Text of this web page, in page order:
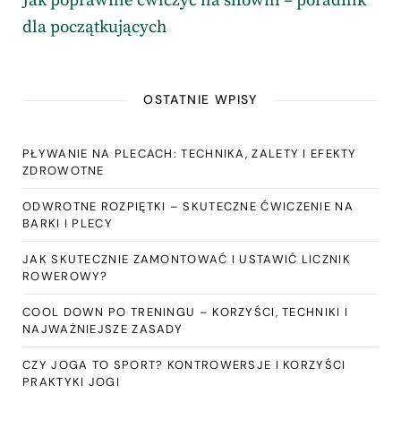
dla początkujących
OSTATNIE WPISY
PŁYWANIE NA PLECACH: TECHNIKA, ZALETY I EFEKTY
ZDROWOTNE
ODWROTNE ROZPIĘTKI – SKUTECZNE ĆWICZENIE NA
BARKI I PLECY
JAK SKUTECZNIE ZAMONTOWAĆ I USTAWIĆ LICZNIK
ROWEROWY?
COOL DOWN PO TRENINGU – KORZYŚCI, TECHNIKI I
NAJWAŻNIEJSZE ZASADY
CZY JOGA TO SPORT? KONTROWERSJE I KORZYŚCI
PRAKTYKI JOGI